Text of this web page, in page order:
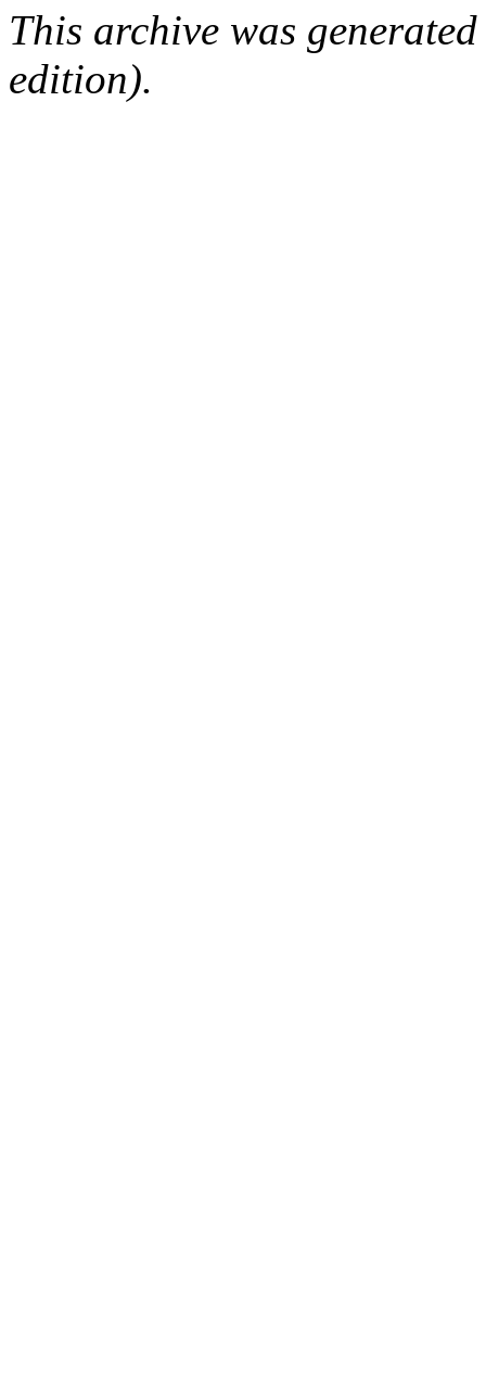
This archive was
edition).